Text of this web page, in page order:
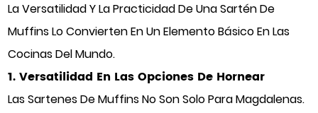
La Versatilidad Y La Practicidad De Una Sartén De
Muffins Lo Convierten En Un Elemento Básico En Las
Cocinas Del Mundo.
1. Versatilidad En Las Opciones De Hornear
Las Sartenes De Muffins No Son Solo Para Magdalenas.